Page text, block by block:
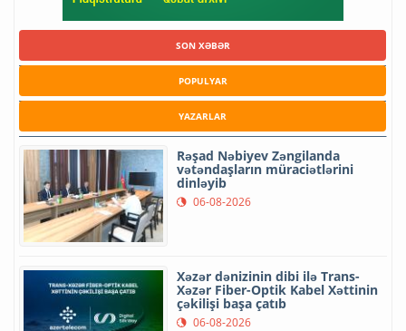
SON XƏBƏR
POPULYAR
YAZARLAR
Rəşad Nəbiyev Zəngilanda
vətəndaşların müraciətlərini
dinləyib
06-08-2026
Xəzər dənizinin dibi ilə Trans-
Xəzər Fiber-Optik Kabel Xəttinin
çəkilişi başa çatıb
06-08-2026